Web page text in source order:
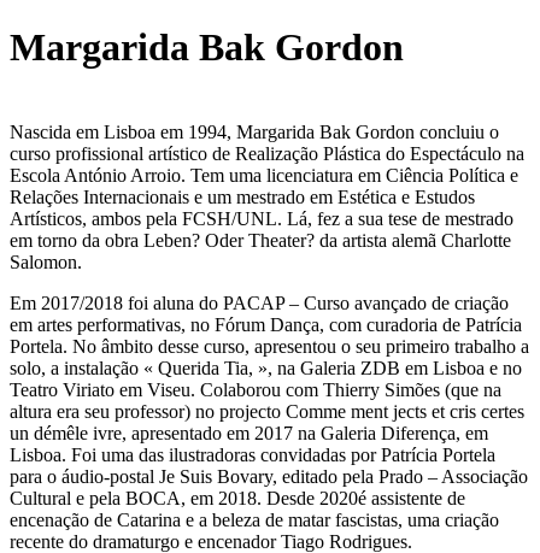
Margarida Bak Gordon
Nascida em Lisboa em 1994, Margarida Bak Gordon concluiu o
curso profissional artístico de Realização Plástica do Espectáculo na
Escola António Arroio. Tem uma licenciatura em Ciência Política e
Relações Internacionais e um mestrado em Estética e Estudos
Artísticos, ambos pela FCSH/UNL. Lá, fez a sua tese de mestrado
em torno da obra Leben? Oder Theater? da artista alemã Charlotte
Salomon.
Em 2017/2018 foi aluna do PACAP – Curso avançado de criação
em artes performativas, no Fórum Dança, com curadoria de Patrícia
Portela. No âmbito desse curso, apresentou o seu primeiro trabalho a
solo, a instalação « Querida Tia, », na Galeria ZDB em Lisboa e no
Teatro Viriato em Viseu. Colaborou com Thierry Simões (que na
altura era seu professor) no projecto Comme ment jects et cris certes
un démêle ivre, apresentado em 2017 na Galeria Diferença, em
Lisboa. Foi uma das ilustradoras convidadas por Patrícia Portela
para o áudio-postal Je Suis Bovary, editado pela Prado – Associação
Cultural e pela BOCA, em 2018. Desde 2020é assistente de
encenação de Catarina e a beleza de matar fascistas, uma criação
recente do dramaturgo e encenador Tiago Rodrigues.